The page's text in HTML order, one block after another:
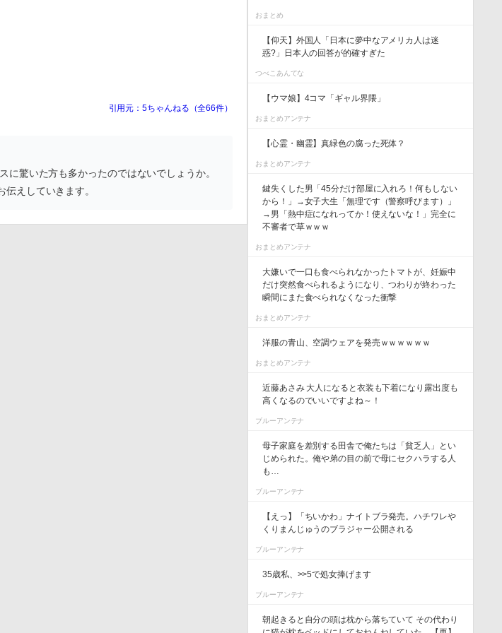
引用元：5ちゃんねる（全66件）
に驚いた方も多かったのではないでしょうか。
えしていきます。
おまとめ
【仰天】外国人「日本に夢中なアメリカ人は迷
惑?」日本人の回答が的確すぎた
つべこあんてな
【ウマ娘】4コマ「ギャル界隈」
おまとめアンテナ
【心霊・幽霊】真緑色の腐った死体？
おまとめアンテナ
鍵失くした男「45分だけ部屋に入れろ！何もしない
から！」→女子大生「無理です（警察呼びます）」
→男「熱中症になれってか！使えないな！」完全に
不審者で草ｗｗｗ
おまとめアンテナ
大嫌いで一口も食べられなかったトマトが、妊娠中
だけ突然食べられるようになり、つわりが終わった
瞬間にまた食べられなくなった衝撃
おまとめアンテナ
洋服の青山、空調ウェアを発売ｗｗｗｗｗｗ
おまとめアンテナ
近藤あさみ 大人になると衣装も下着になり露出度も
高くなるのでいいですよね～！
ブルーアンテナ
母子家庭を差別する田舎で俺たちは「貧乏人」とい
じめられた。俺や弟の目の前で母にセクハラする人
も…
ブルーアンテナ
【えっ】「ちいかわ」ナイトブラ発売。ハチワレや
くりまんじゅうのブラジャー公開される
ブルーアンテナ
35歳私、>>5で処女捧げます
ブルーアンテナ
朝起きると自分の頭は枕から落ちていて その代わり